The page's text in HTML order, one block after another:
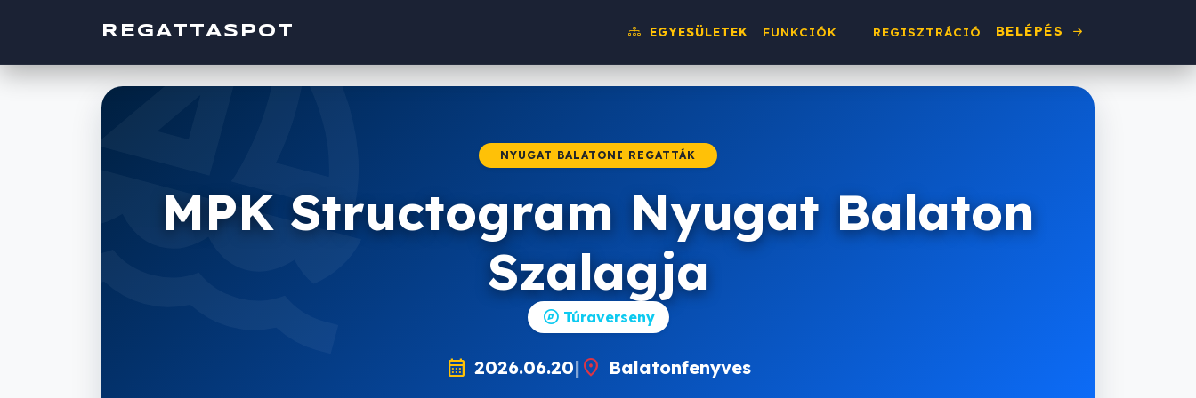
REGATTASPOT EGYESÜLETEK FUNKCIÓK REGISZTRÁCIÓ BELÉPÉS
sailing NYUGAT BALATONI REGATTÁK
MPK Structogram Nyugat Balaton
Szalagja
explore Túraverseny
calendar_month 2026.06.20| location_on Balatonfenyves